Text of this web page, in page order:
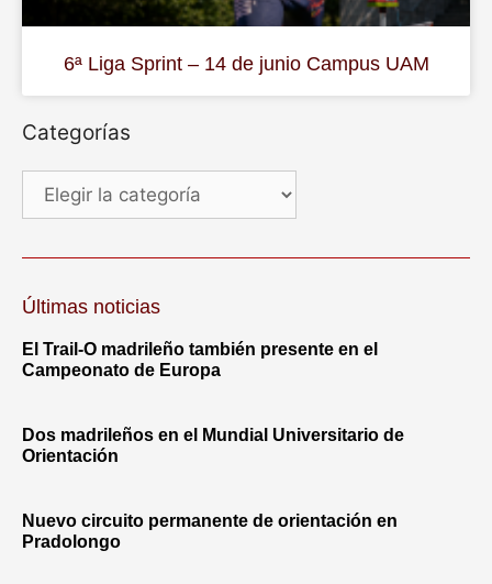
6ª Liga Sprint – 14 de junio Campus UAM
Categorías
Últimas noticias
El Trail-O madrileño también presente en el
Campeonato de Europa
Dos madrileños en el Mundial Universitario de
Orientación
Nuevo circuito permanente de orientación en
Pradolongo